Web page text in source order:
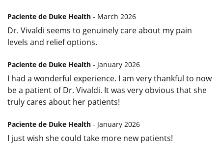
Paciente de Duke Health - March 2026
Dr. Vivaldi seems to genuinely care about my pain
levels and relief options.
Paciente de Duke Health - January 2026
I had a wonderful experience. I am very thankful to now
be a patient of Dr. Vivaldi. It was very obvious that she
truly cares about her patients!
Paciente de Duke Health - January 2026
I just wish she could take more new patients!